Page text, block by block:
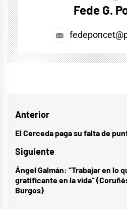
Fede G.
Navegación
de
entradas
Anterior
Entrada
anterior:
El Cerceda paga su falta de
Siguiente
Entrada
siguiente:
Ángel Galmán: “Trabajar en lo
gratificante en la vida”
Burgos)